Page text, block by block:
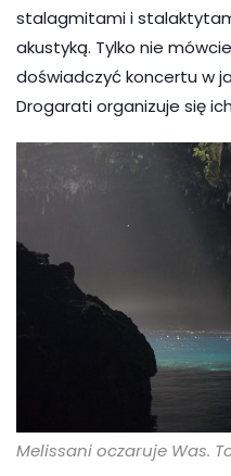
stalagmitami i
akustyką. Tylko nie
doświadczyć koncertu w
Drogarati organizuje się
Melissani oczaruje Was.